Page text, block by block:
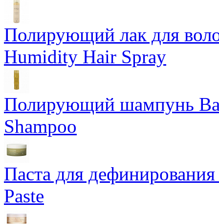
Полирующий лак для
Humidity Hair Spray
Полирующий шампунь
Shampoo
Паста для
Paste